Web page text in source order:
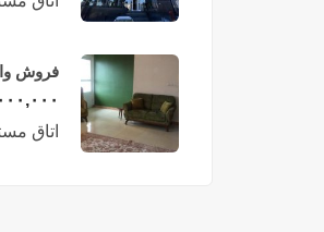
فروش
چهارم
اتاق